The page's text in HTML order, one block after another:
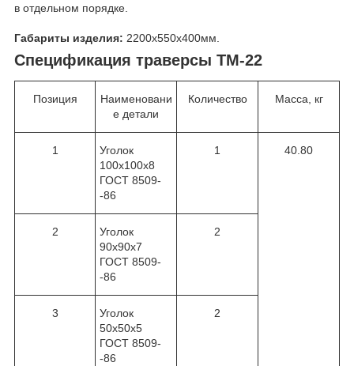
в отдельном порядке.
Габариты изделия: 2200х550х400мм.
Спецификация траверсы ТМ-22
Позиция
Наименовани
е детали
Количество Масса, кг
1
Уголок
100х100х8
ГОСТ 8509-
-86
1 40.80
2
Уголок
90х90х7
ГОСТ 8509-
-86
2
3
Уголок
50х50х5
ГОСТ 8509-
-86
2